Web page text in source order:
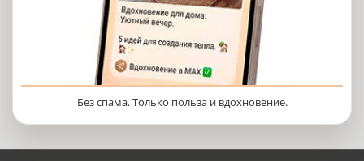
Без спама. Только польза и вдохновение.